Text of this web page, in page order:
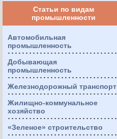
Статьи по видам
промышленности
Автомобильная
промышленность
Добывающая
промышленность
Железнодорожный транспорт
Жилищно-коммунальное
хозяйство
«Зеленое» строительство